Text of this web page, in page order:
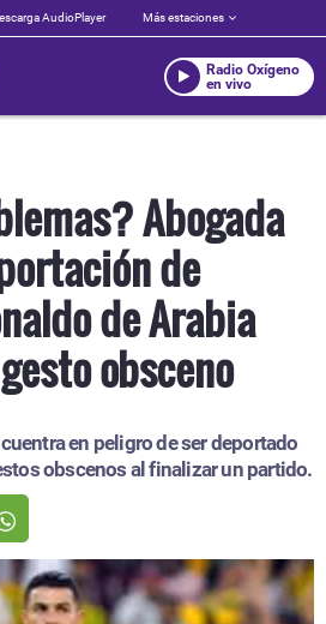
AudioPlayer Más estaciones
Radio Oxígeno
en vivo
Abogada
de
de Arabia
obsceno
en peligro de ser deportado
obscenos al finalizar un partido.